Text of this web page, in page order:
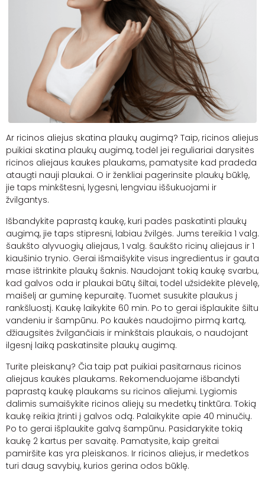
Ar ricinos aliejus skatina plaukų augimą? Taip, ricinos aliejus
puikiai skatina plaukų augimą, todėl jei reguliariai darysitės
ricinos aliejaus kaukes plaukams, pamatysite kad pradeda
ataugti nauji plaukai. O ir ženkliai pagerinsite plaukų būklę,
jie taps minkštesni, lygesni, lengviau iššukuojami ir
žvilgantys.
Išbandykite paprastą kaukę, kuri padės paskatinti plaukų
augimą, jie taps stipresni, labiau žvilgės. Jums tereikia 1 valg.
šaukšto alyvuogių aliejaus, 1 valg. šaukšto ricinų aliejaus ir 1
kiaušinio trynio. Gerai išmaišykite visus ingredientus ir gauta
mase ištrinkite plaukų šaknis. Naudojant tokią kaukę svarbu,
kad galvos oda ir plaukai būtų šiltai, todėl užsidėkite plėvelę,
maišelį ar guminę kepuraitę. Tuomet susukite plaukus į
rankšluostį. Kaukę laikykite 60 min. Po to gerai išplaukite šiltu
vandeniu ir šampūnu. Po kaukės naudojimo pirmą kartą,
džiaugsitės žvilgančiais ir minkštais plaukais, o naudojant
ilgesnį laiką paskatinsite plaukų augimą.
Turite pleiskanų? Čia taip pat puikiai pasitarnaus ricinos
aliejaus kaukės plaukams. Rekomenduojame išbandyti
paprastą kaukę plaukams su ricinos aliejumi. Lygiomis
dalimis sumaišykite ricinos aliejų su medetkų tinktūra. Tokią
kaukę reikia įtrinti į galvos odą. Palaikykite apie 40 minučių.
Po to gerai išplaukite galvą šampūnu. Pasidarykite tokią
kaukę 2 kartus per savaitę. Pamatysite, kaip greitai
pamiršite kas yra pleiskanos. Ir ricinos aliejus, ir medetkos
turi daug savybių, kurios gerina odos būklę.